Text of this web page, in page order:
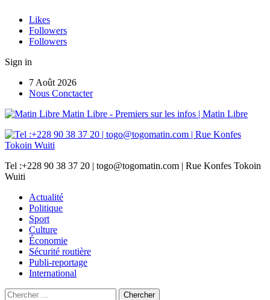
Likes
Followers
Followers
Sign in
7 Août 2026
Nous Conctacter
Matin Libre - Premiers sur les infos | Matin Libre
Tel :+228 90 38 37 20 | togo@togomatin.com | Rue Konfes Tokoin
Wuiti
Actualité
Politique
Sport
Culture
Économie
Sécurité routière
Publi-reportage
International